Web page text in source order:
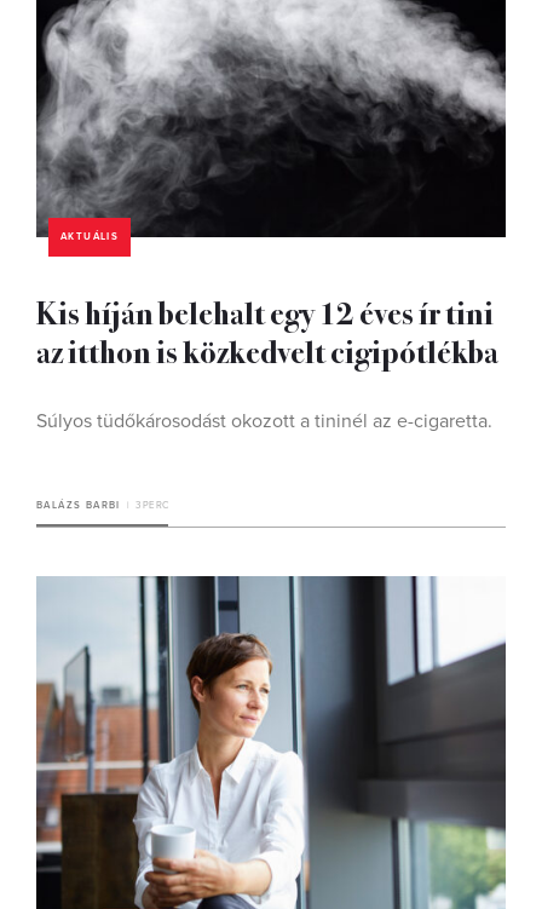
AKTUÁLIS
Kis híján belehalt egy 12 éves ír tini
az itthon is közkedvelt cigipótlékba
Súlyos tüdőkárosodást okozott a tininél az e-cigaretta.
BALÁZS BARBI 3 PERC